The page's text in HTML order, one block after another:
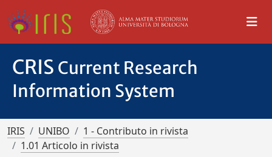
CRIS Current Research
Information System
IRIS UNIBO
1 - Contributo in rivista
1.01 Articolo in rivista